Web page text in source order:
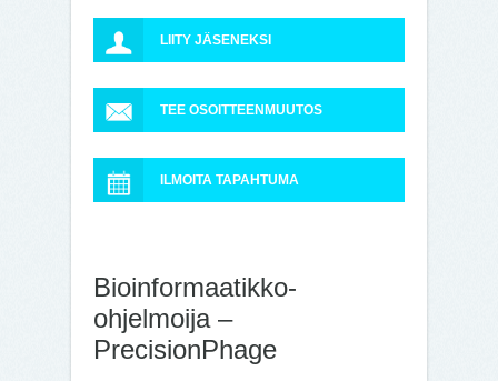
LIITY JÄSENEKSI
TEE OSOITTEENMUUTOS
ILMOITA TAPAHTUMA
Bioinformaatikko-
ohjelmoija –
PrecisionPhage